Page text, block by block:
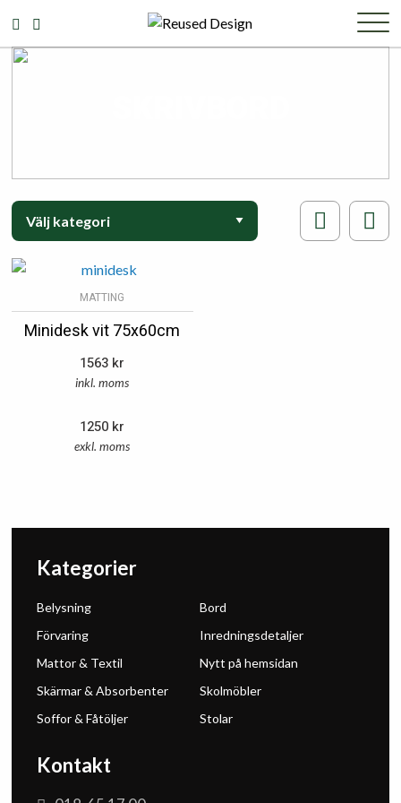
MATTING
Minidesk vit 75x60cm
1563 kr
inkl. moms
1250 kr
exkl. moms
Kontakt
Kategorier
Belysning
Bord
Förvaring
Inredningsdetaljer
Mattor & Textil
Nytt på hemsidan
Skärmar & Absorbenter
Skolmöbler
Soffor & Fåtöljer
Stolar